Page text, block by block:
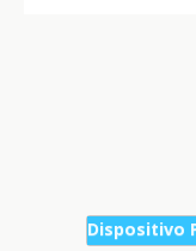
Dispositivo